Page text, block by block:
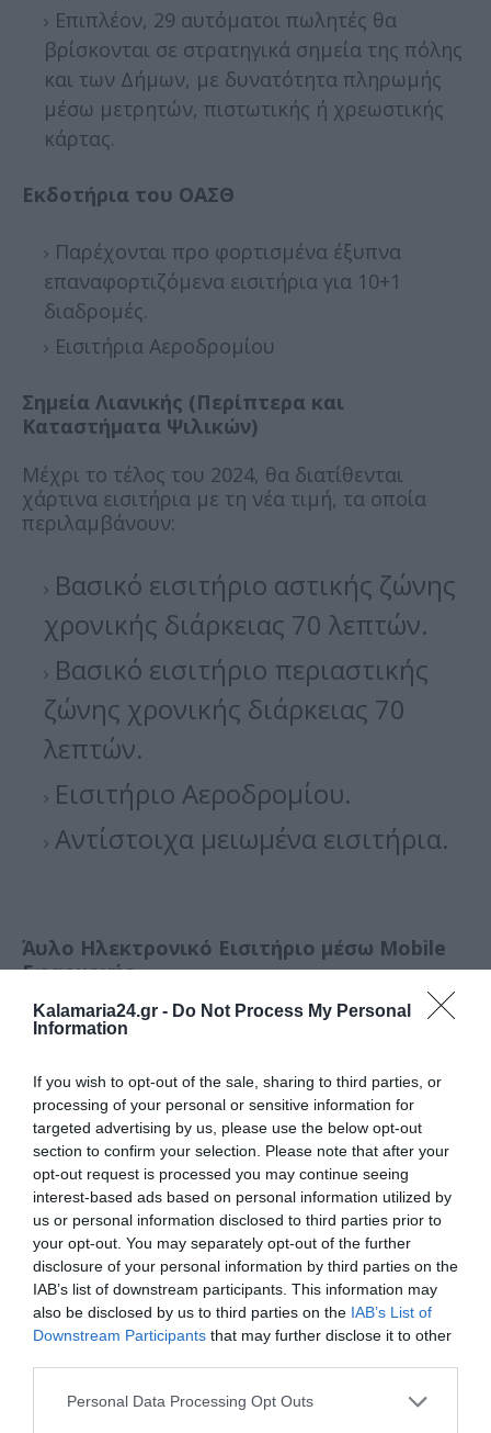
Kalamaria24.gr - Do Not Process My Personal
Information
If you wish to opt-out of the sale, sharing to third parties, or
processing of your personal or sensitive information for
targeted advertising by us, please use the below opt-out
section to confirm your selection. Please note that after your
opt-out request is processed you may continue seeing
interest-based ads based on personal information utilized by
us or personal information disclosed to third parties prior to
your opt-out. You may separately opt-out of the further
disclosure of your personal information by third parties on the
IAB’s list of downstream participants. This information may
also be disclosed by us to third parties on the IAB’s List of
Downstream Participants that may further disclose it to other
Personal Data Processing Opt Outs
Επιπλέον, 29 αυτόματοι πωλητές θα
βρίσκονται σε στρατηγικά σημεία της πόλης
και των Δήμων, με δυνατότητα πληρωμής
μέσω μετρητών, πιστωτικής ή χρεωστικής
κάρτας.
Εκδοτήρια του ΟΑΣΘ
Παρέχονται προ φορτισμένα έξυπνα
επαναφορτιζόμενα εισιτήρια για 10+1
διαδρομές.
Εισιτήρια Αεροδρομίου
Σημεία Λιανικής (Περίπτερα και
Καταστήματα Ψιλικών)
Μέχρι το τέλος του 2024, θα διατίθενται
χάρτινα εισιτήρια με τη νέα τιμή, τα οποία
περιλαμβάνουν:
Βασικό εισιτήριο αστικής ζώνης
χρονικής διάρκειας 70 λεπτών.
Βασικό εισιτήριο περιαστικής
ζώνης χρονικής διάρκειας 70
λεπτών.
Εισιτήριο Αεροδρομίου.
Αντίστοιχα μειωμένα εισιτήρια.
Άυλο Ηλεκτρονικό Εισιτήριο μέσω Mobile
Εφαρμογής
Σύντομα θα υπάρχει η δυνατότητα αγοράς
QR code μέσω κινητού (θα ακολουθήσει
σχετική ανακοίνωση).
Επαναφόρτιση Εισιτηρίων
Όλα τα προαναφερθέντα σημεία (εκτός
σημείων λιανικής) προσφέρουν τη
δυνατότητα επαναφόρτισης έξυπνων
εισιτηρίων.
ζωής 2,7 έτη από την πρώτη ενεργοποίηση.